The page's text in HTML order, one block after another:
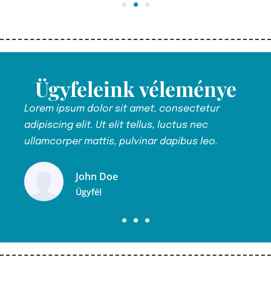
Ügyfeleink véleménye
Lorem ipsum dolor sit amet, consectetur
adipiscing elit. Ut elit tellus, luctus nec
ullamcorper mattis, pulvinar dapibus leo.
John Doe
Ügyfél